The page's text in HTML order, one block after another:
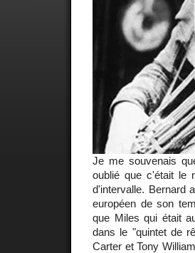
Je me souvenais
oublié que c'était le
d'intervalle. Bernard
européen de son
que Miles qui était
dans le "quintet de
Carter et Tony